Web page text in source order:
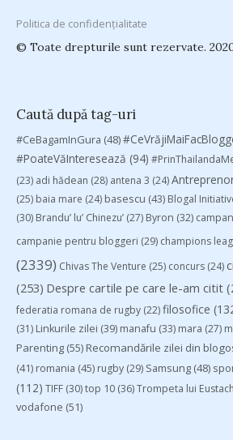
Politica de confidențialitate
© Toate drepturile sunt rezervate.
Caută după tag-uri
#CeBagamInGura (48)
#PoateVăInteresează (94)
(23) adi hădean (28) antena 3 (24)
(25) baia mare (24) basescu (43) Blogal
(30) Brandu’ lu’ Chinezu’ (27) Byron (32)
campanie pentru bloggeri (29) champions
(2339) Chivas The Venture (25) concurs (24)
(253) Despre cartile pe care le-am citit
federatia romana de rugby (22)filosofice
(31) Linkurile zilei (39) manafu (33) mara (27)
Parenting (55) Recomandările zilei din
(41) romania (45) rugby (29) Samsung (48)
(112) TIFF (30)top 10 (36)Trompeta lui
vodafone (51)